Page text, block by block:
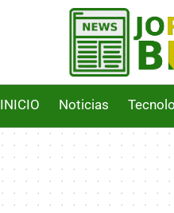
INICIO Noticias